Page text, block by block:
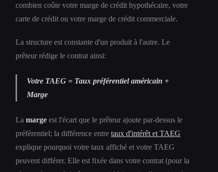
combien coûte votre marge de crédit hypothécaire, votre
carte de crédit ou votre marge de crédit commerciale.
La structure est constante d'un produit à l'autre. Le
prêteur rédige le contrat ainsi:
Votre TAEG = Taux préférentiel américain +
Marge
La marge est l'écart que le prêteur ajoute par-dessus le
préférentiel; la différence entre taux d'intérêt et TAEG
explique pourquoi votre taux affiché et votre TAEG
peuvent différer. Elle est fixée dans votre contrat (pour la